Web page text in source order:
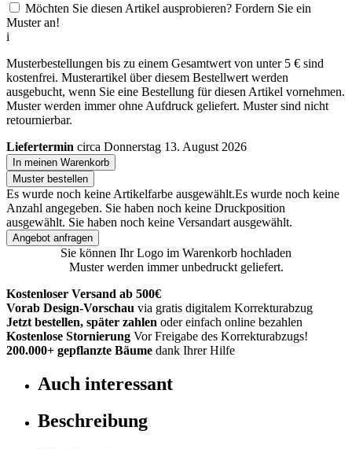
Möchten Sie diesen Artikel ausprobieren? Fordern Sie ein
Muster an!
i
Musterbestellungen bis zu einem Gesamtwert von unter 5 € sind
kostenfrei. Musterartikel über diesem Bestellwert werden
ausgebucht, wenn Sie eine Bestellung für diesen Artikel vornehmen.
Muster werden immer ohne Aufdruck geliefert. Muster sind nicht
retournierbar.
Liefertermin circa Donnerstag 13. August 2026
In meinen Warenkorb
Muster bestellen
Es wurde noch keine Artikelfarbe ausgewählt.Es wurde noch keine
Anzahl angegeben. Sie haben noch keine Druckposition
ausgewählt. Sie haben noch keine Versandart ausgewählt.
Angebot anfragen
Sie können Ihr Logo im Warenkorb hochladen
Muster werden immer unbedruckt geliefert.
Kostenloser Versand ab 500€
Vorab Design-Vorschau via gratis digitalem Korrekturabzug
Jetzt bestellen, später zahlen oder einfach online bezahlen
Kostenlose Stornierung Vor Freigabe des Korrekturabzugs!
200.000+ gepflanzte Bäume dank Ihrer Hilfe
Auch interessant
Beschreibung